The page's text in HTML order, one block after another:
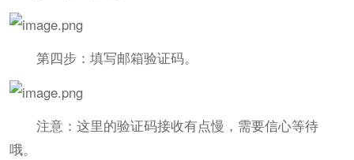
第四步：填写邮箱验证码。
注意：这里的验证码接收有点慢，需要信心等待
哦。